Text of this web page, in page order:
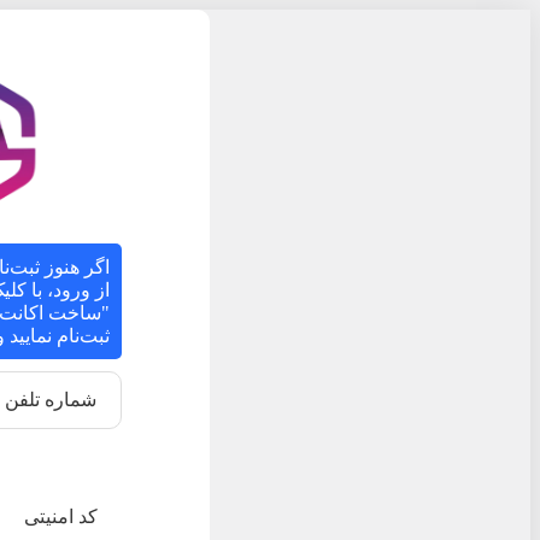
اگر هنوز
از ورود، با
"ساخت اکانت
ثبت‌نام
شماره تلفن
کد امنیتی